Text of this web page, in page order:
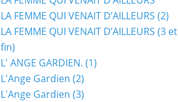
LA FEMME QUI VENAIT D’AILLEURS (2)
LA FEMME QUI VENAIT D’AILLEURS (3 et
fin)
L' ANGE GARDIEN. (1)
L'Ange Gardien (2)
L'Ange Gardien (3)